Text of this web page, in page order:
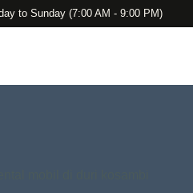
to Sunday (7:00 AM - 9:00 PM)